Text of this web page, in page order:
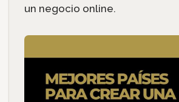
un negocio online.